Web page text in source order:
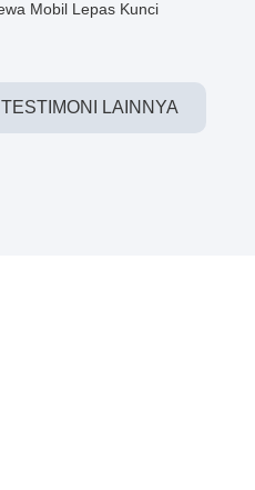
Mobil Lepas Kunci
TESTIMONI LAINNYA